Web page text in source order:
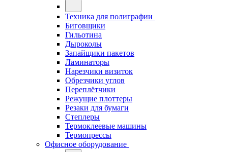
Техника для полиграфии
Биговщики
Гильотина
Дыроколы
Запайщики пакетов
Ламинаторы
Нарезчики визиток
Обрезчики углов
Переплётчики
Режущие плоттеры
Резаки для бумаги
Степлеры
Термоклеевые машины
Термопрессы
Офисное оборудование